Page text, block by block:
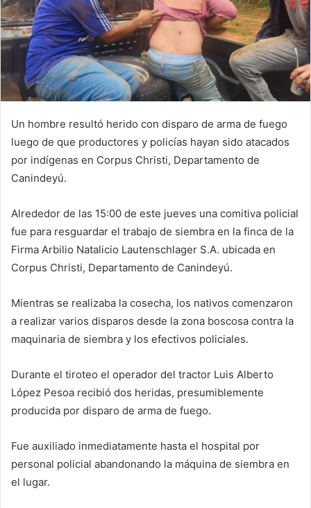
Un hombre resultó herido con disparo de arma de fuego
luego de que productores y policías hayan sido atacados
por indígenas en Corpus Christi, Departamento de
Canindeyú.
Alrededor de las 15:00 de este jueves una comitiva policial
fue para resguardar el trabajo de siembra en la finca de la
Firma Arbilio Natalicio Lautenschlager S.A. ubicada en
Corpus Christi, Departamento de Canindeyú.
Mientras se realizaba la cosecha, los nativos comenzaron
a realizar varios disparos desde la zona boscosa contra la
maquinaria de siembra y los efectivos policiales.
Durante el tiroteo el operador del tractor Luis Alberto
López Pesoa recibió dos heridas, presumiblemente
producida por disparo de arma de fuego.
Fue auxiliado inmediatamente hasta el hospital por
personal policial abandonando la máquina de siembra en
el lugar.